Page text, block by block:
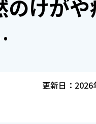
のけが
更新日：2026